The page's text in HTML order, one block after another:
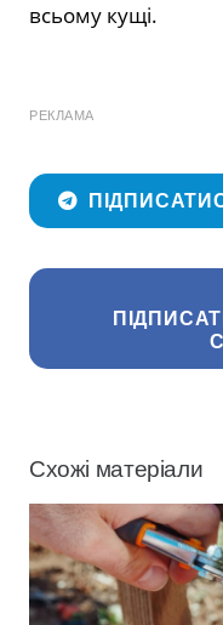
всьому кущі.
РЕКЛАМА
Схожі матеріали